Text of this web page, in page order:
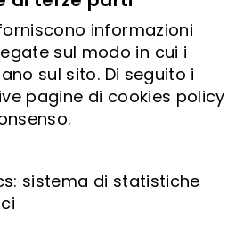
informazioni
sul modo in cui i
sul sito. Di seguito i
pagine di cookies policy
sistema di statistiche